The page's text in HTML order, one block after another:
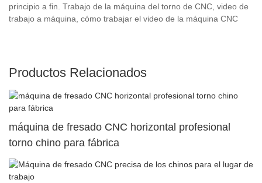
principio a fin. Trabajo de la máquina del torno de CNC, video de
trabajo a máquina, cómo trabajar el video de la máquina CNC
Productos Relacionados
máquina de fresado CNC horizontal profesional
torno chino para fábrica